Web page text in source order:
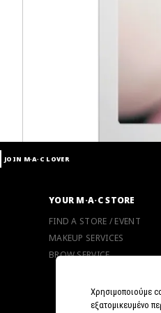
JOIN M∙A∙C LOVER
YOUR M·A·C STORE
FIND A STORE / EVENT
MAKEUP SERVICES
BROW SERVICE
Χρησιμοποιούμε
εξατομικευμένο